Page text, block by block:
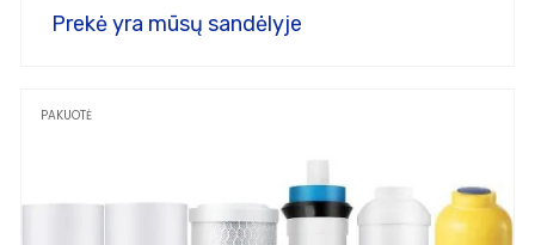
Prekė yra mūsų sandėlyje
PAKUOTĖ